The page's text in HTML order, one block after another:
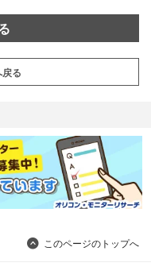
る
このページのトップへ